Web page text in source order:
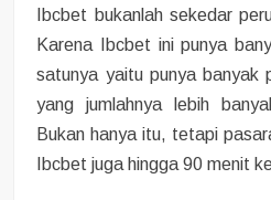
Ibcbet bukanlah sekedar
Karena Ibcbet ini punya
satunya yaitu punya banyak
yang jumlahnya lebih
Bukan hanya itu, tetapi
Ibcbet juga hingga 90 menit